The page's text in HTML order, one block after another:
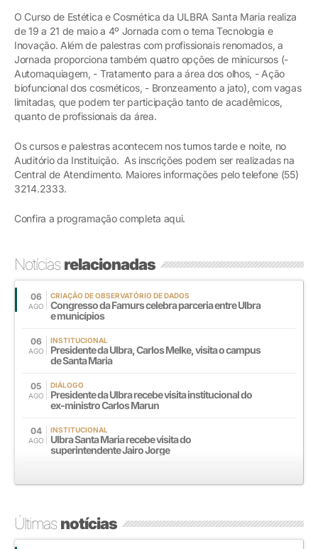
O Curso de Estética e Cosmética da ULBRA Santa Maria realiza
de 19 a 21 de maio a 4º Jornada com o tema Tecnologia e
Inovação. Além de palestras com profissionais renomados, a
Jornada proporciona também quatro opções de minicursos (-
Automaquiagem, - Tratamento para a área dos olhos, - Ação
biofuncional dos cosméticos, - Bronzeamento a jato), com vagas
limitadas, que podem ter participação tanto de acadêmicos,
quanto de profissionais da área.
Os cursos e palestras acontecem nos turnos tarde e noite, no
Auditório da Instituição. As inscrições podem ser realizadas na
Central de Atendimento. Maiores informações pelo telefone (55)
3214.2333.
Confira a programação completa aqui.
Notíciasrelacionadas
06
AGO
CRIAÇÃO DE OBSERVATÓRIO DE DADOS
Congresso da Famurs celebra parceria entre Ulbra
e municípios
06
AGO
INSTITUCIONAL
Presidente da Ulbra, Carlos Melke, visita o campus
de Santa Maria
05
AGO
DIÁLOGO
Presidente da Ulbra recebe visita institucional do
ex-ministro Carlos Marun
04
AGO
INSTITUCIONAL
Ulbra Santa Maria recebe visita do
superintendente Jairo Jorge
Últimasnotícias